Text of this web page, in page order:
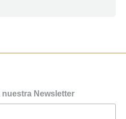
Newsletter